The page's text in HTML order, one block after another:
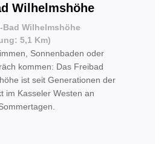
Wilhelmshöhe
Bad Wilhelmshöhe
5,1 Km)
Sonnenbaden oder
kommen: Das Freibad
ist seit Generationen der
im Kasseler Westen an